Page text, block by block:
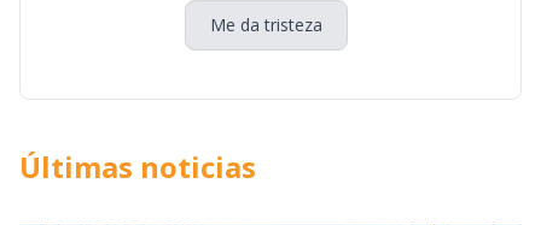
Me da tristeza
Últimas noticias